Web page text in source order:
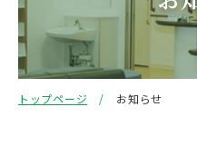
トップページ お知らせ